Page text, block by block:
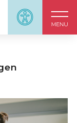
Panneau
MENU
teilen
sur email